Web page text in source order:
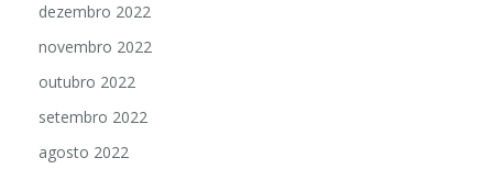
dezembro 2022
novembro 2022
outubro 2022
setembro 2022
agosto 2022